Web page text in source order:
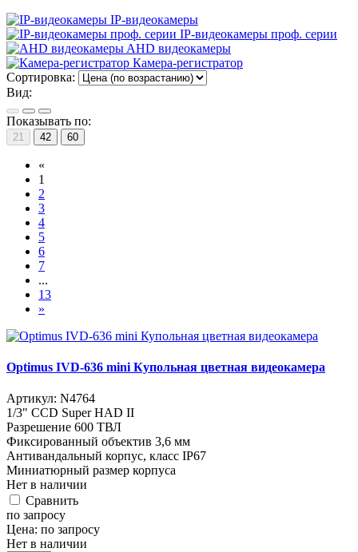
IP-видеокамеры
IP-видеокамеры проф. серии
AHD видеокамеры
Камера-регистратор
Сортировка:
Вид:
Показывать по:
21 42 60
«
1
2
3
4
5
6
7
...
13
»
Optimus IVD-636 mini Купольная цветная видеокамера
Артикул: N4764
1/3" CCD Super HAD II
Разрешение 600 ТВЛ
Фиксированный объектив 3,6 мм
Антивандальный корпус, класс IP67
Миниатюрный размер корпуса
Нет в наличии
Cравнить
по запросу
Цена: по запросу
Нет в наличии